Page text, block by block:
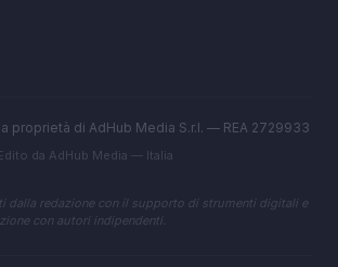
proprietà di AdHub Media S.r.l. — REA 2729933
da AdHub Media — Italia
dalla redazione con il supporto di strumenti digitali e
con autori indipendenti.